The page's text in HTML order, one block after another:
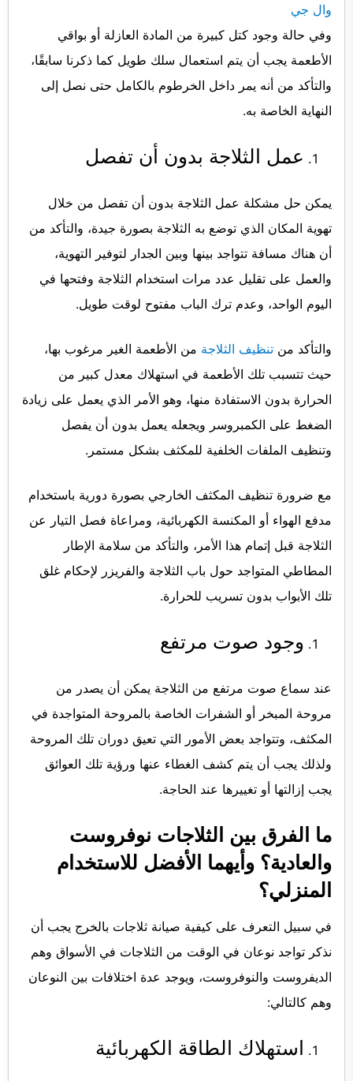
وال جي
وفي حالة وجود كتل كبيرة من المادة العازلة أو بواقي
الأطعمة يجب أن يتم استعمال سلك طويل كما ذكرنا سابقًا،
والتأكد من أنه يمر داخل الخرطوم بالكامل حتى نصل إلى
النهاية الخاصة به.
عمل الثلاجة بدون أن تفصل
يمكن حل مشكلة عمل الثلاجة بدون أن تفصل من خلال
تهوية المكان الذي توضع به الثلاجة بصورة جيدة، والتأكد من
أن هناك مسافة تتواجد بينها وبين الجدار لتوفير التهوية،
والعمل على تقليل عدد مرات استخدام الثلاجة وفتحها في
اليوم الواحد، وعدم ترك الباب مفتوح لوقت طويل.
والتأكد من تنظيف الثلاجة من الأطعمة الغير مرغوب بها،
حيث تتسبب تلك الأطعمة في استهلاك معدل كبير من
الحرارة بدون الاستفادة منها، وهو الأمر الذي يعمل على زيادة
الضغط على الكمبروسر ويجعله يعمل بدون أن يفصل
وتنظيف الملفات الخلفية للمكثف بشكل مستمر.
مع ضرورة تنظيف المكثف الخارجي بصورة دورية باستخدام
مدفع الهواء أو المكنسة الكهربائية، ومراعاة فصل التيار عن
الثلاجة قبل إتمام هذا الأمر، والتأكد من سلامة الإطار
المطاطي المتواجد حول باب الثلاجة والفريزر لإحكام غلق
تلك الأبواب بدون تسريب للحرارة.
وجود صوت مرتفع
عند سماع صوت مرتفع من الثلاجة يمكن أن يصدر من
مروحة المبخر أو الشفرات الخاصة بالمروحة المتواجدة في
المكثف، وتتواجد بعض الأمور التي تعيق دوران تلك المروحة
ولذلك يجب أن يتم كشف الغطاء عنها ورؤية تلك العوائق
يجب إزالتها أو تغييرها عند الحاجة.
ما الفرق بين الثلاجات نوفروست
والعادية؟ وأيهما الأفضل للاستخدام
المنزلي؟‏
في سبيل التعرف على كيفية صيانة ثلاجات بالخرج يجب أن
نذكر تواجد نوعان في الوقت من الثلاجات في الأسواق وهم
الديفروست والنوفروست، ويوجد عدة اختلافات بين النوعان
وهم كالتالي:
استهلاك الطاقة الكهربائية